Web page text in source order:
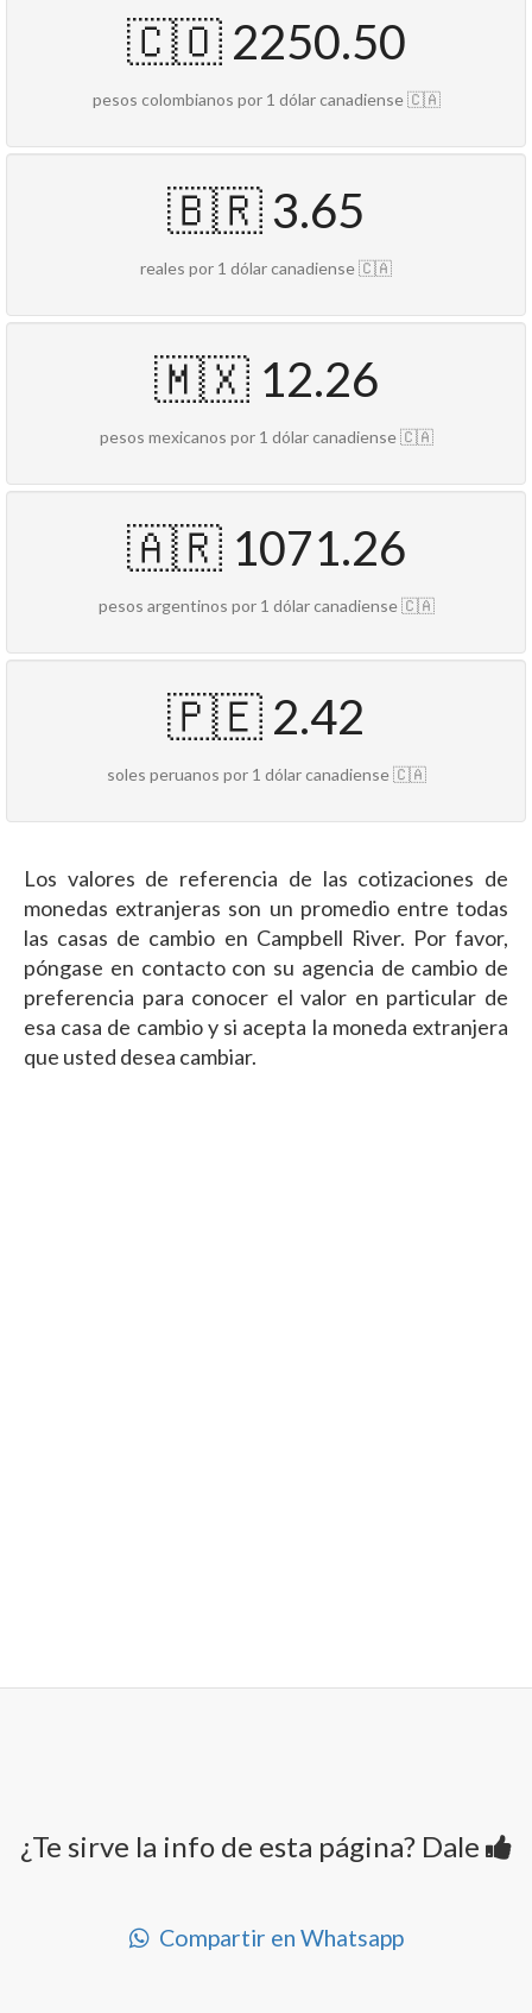
🇨🇴 2250.50
pesos colombianos por 1 dólar canadiense 🇨🇦
🇧🇷 3.65
reales por 1 dólar canadiense 🇨🇦
🇲🇽 12.26
pesos mexicanos por 1 dólar canadiense 🇨🇦
🇦🇷 1071.26
pesos argentinos por 1 dólar canadiense 🇨🇦
🇵🇪 2.42
soles peruanos por 1 dólar canadiense 🇨🇦
Los valores de referencia de las cotizaciones de
monedas extranjeras son un promedio entre todas
las casas de cambio en Campbell River. Por favor,
póngase en contacto con su agencia de cambio de
preferencia para conocer el valor en particular de
esa casa de cambio y si acepta la moneda extranjera
que usted desea cambiar.
¿Te sirve la info de esta página? Dale
Compartir en Whatsapp